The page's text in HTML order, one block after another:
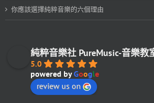
你應該選擇純粹音樂的六個理由
純粹音樂社 PureMusic-音樂教
5.0
powered byGoogle
review us on